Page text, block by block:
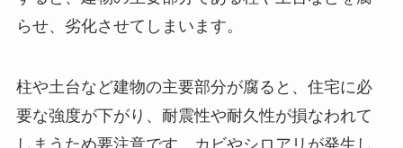
らせ、劣化させてしまいます。
柱や土台など建物の主要部分が腐ると、住宅に必
要な強度が下がり、耐震性や耐久性が損なわれて
しまうため要注意です。カビやシロアリが発生し